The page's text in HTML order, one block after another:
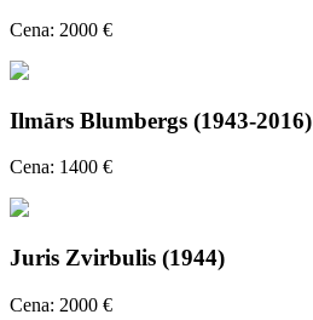
Cena: 2000 €
Ilmārs Blumbergs (1943-2016)
Cena: 1400 €
Juris Zvirbulis (1944)
Cena: 2000 €